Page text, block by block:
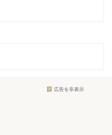
広告を非表示